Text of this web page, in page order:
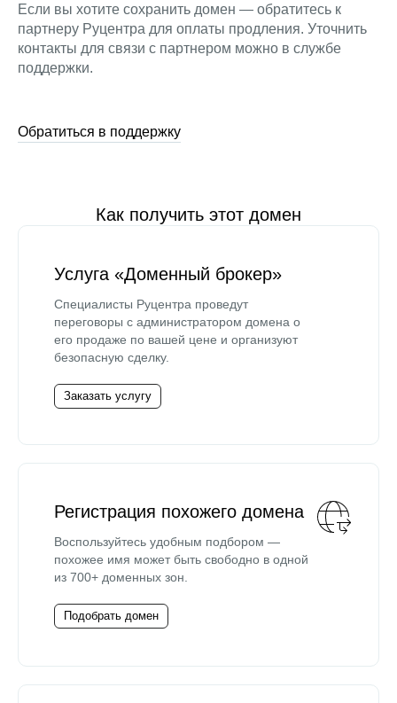
Если вы хотите сохранить домен — обратитесь к
партнеру Руцентра для оплаты продления. Уточнить
контакты для связи с партнером можно в службе
поддержки.
Обратиться в поддержку
Как получить этот домен
Услуга «Доменный брокер»
Специалисты Руцентра проведут
переговоры с администратором домена о
его продаже по вашей цене и организуют
безопасную сделку.
Заказать услугу
Регистрация похожего домена
Воспользуйтесь удобным подбором —
похожее имя может быть свободно в одной
из 700+ доменных зон.
Подобрать домен